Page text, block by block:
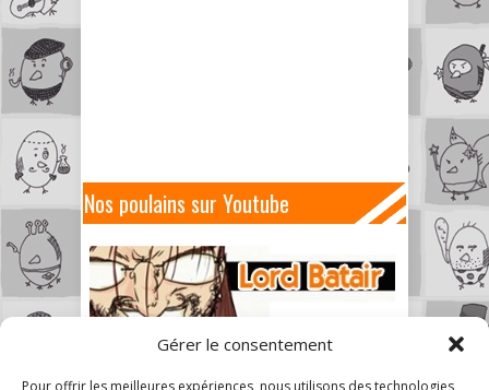
Gérer le consentement
Pour offrir les meilleures expériences, nous utilisons des technologies
Nos poulains sur Youtube